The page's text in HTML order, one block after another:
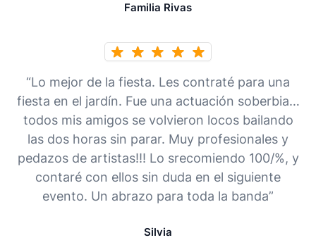
Familia Rivas
“Lo mejor de la fiesta. Les contraté para una
fiesta en el jardín. Fue una actuación soberbia…
todos mis amigos se volvieron locos bailando
las dos horas sin parar. Muy profesionales y
pedazos de artistas!!! Lo srecomiendo 100/%, y
contaré con ellos sin duda en el siguiente
evento. Un abrazo para toda la banda”
Silvia